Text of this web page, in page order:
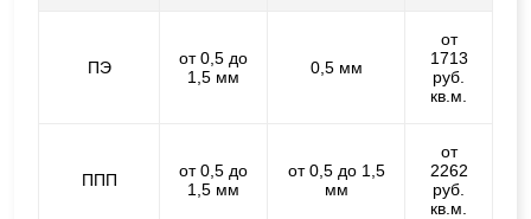
ПЭ
от 0,5 до
1,5 мм
0,5 мм
от
1713
руб.
кв.м.
ППП
от 0,5 до
1,5 мм
от 0,5 до 1,5
мм
от
2262
руб.
кв.м.